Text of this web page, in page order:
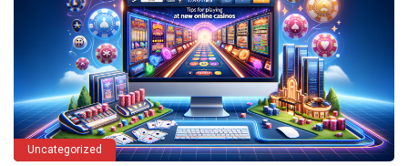
Uncategorized